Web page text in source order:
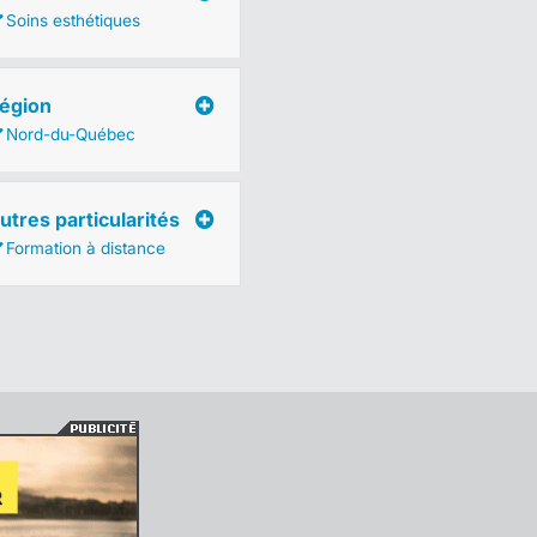
Soins esthétiques
Nord-du-Québec
particularités
Formation à distance